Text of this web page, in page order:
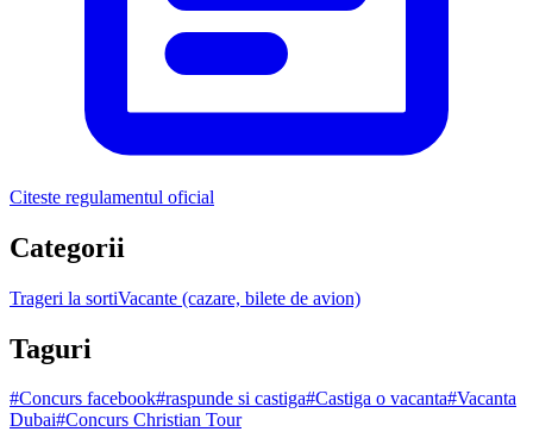
Citeste regulamentul oficial
Categorii
Trageri la sortiVacante (cazare, bilete de avion)
Taguri
#Concurs facebook#raspunde si castiga#Castiga o vacanta#Vacanta
Dubai#Concurs Christian Tour